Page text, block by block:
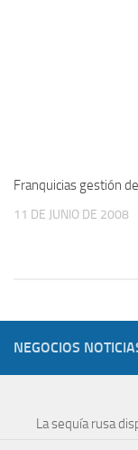
Franquicias gestión
11 DE JUNIO DE 2008
NEGOCIOS
La sequía rusa